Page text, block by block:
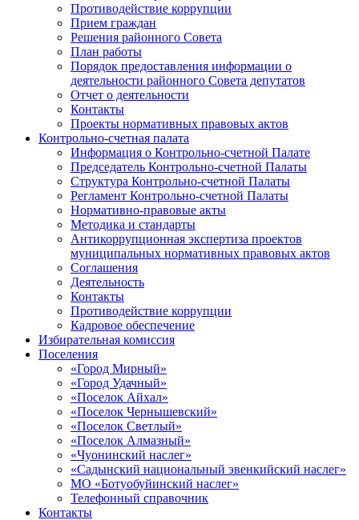
Противодействие коррупции
Прием граждан
Решения районного Совета
План работы
Порядок предоставления информации о
деятельности районного Совета депутатов
Отчет о деятельности
Контакты
Проекты нормативных правовых актов
Контрольно-счетная палата
Информация о Контрольно-счетной Палате
Председатель Контрольно-счетной Палаты
Структура Контрольно-счетной Палаты
Регламент Контрольно-счетной Палаты
Нормативно-правовые акты
Методика и стандарты
Антикоррупционная экспертиза проектов
муниципальных нормативных правовых актов
Соглашения
Деятельность
Контакты
Противодействие коррупции
Кадровое обеспечение
Избирательная комиссия
Поселения
«Город Мирный»
«Город Удачный»
«Поселок Айхал»
«Поселок Чернышевский»
«Поселок Светлый»
«Поселок Алмазный»
«Чуонинский наслег»
«Садынский национальный эвенкийский наслег»
МО «Ботуобуйинский наслег»
Телефонный справочник
Контакты